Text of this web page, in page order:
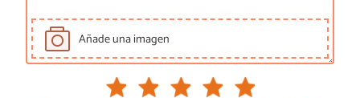
Añade una imagen